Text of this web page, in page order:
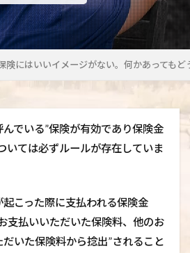
険にはいいイメージがない。何かあっても
でいる”保険が有効であり保険金
いては必ずルールが存在していま
こった際に支払われる保険金
支払いいただいた保険料、他のお
いた保険料から捻出”されること